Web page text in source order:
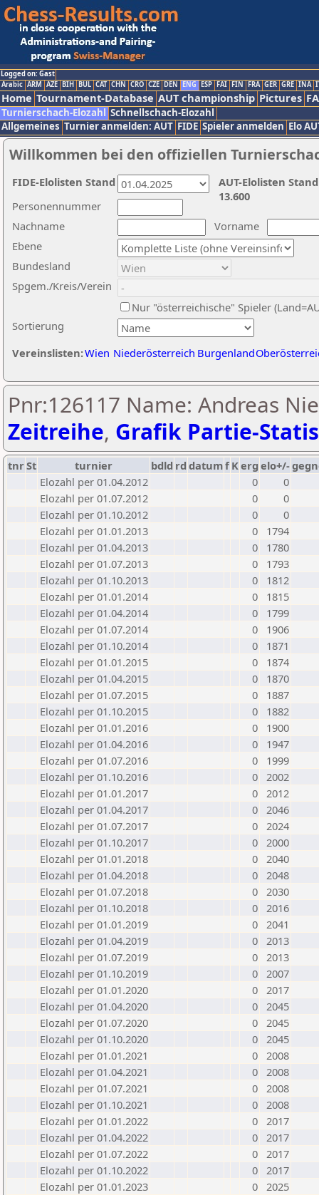
Logged on: Gast
Arabic ARM AZE BIH BUL CAT CHN CRO CZE DEN ENG ESP FAI FIN FRA GER GRE INA
Home Tournament-Database AUT championship Pictures
Turnierschach-Elozahl Schnellschach-Elozahl
Allgemeines Turnier anmelden: AUT FIDE Spieler anmelden Elo
Willkommen bei den offiziellen
Nachname
Vorname
Ebene
Sortierung
Personennummer
Bundesland
Spgem./Kreis/Verein
Nur "österreichische" Spieler
Vereinslisten:Wien Niederösterreich Burgenland
AUT-Elolisten
13.600
FIDE-Elolisten Stand
Pnr:126117 Name: Andreas
Zeitreihe, Grafik Partie-
tnrSt turnier bdld rd datumf Kerg elo+/-
Elozahl per 01.04.2012
0
0
Elozahl per 01.07.2012
0
0
Elozahl per 01.10.2012
0
0
Elozahl per 01.01.2013
0
1794
Elozahl per 01.04.2013
0
1780
Elozahl per 01.07.2013
0
1793
Elozahl per 01.10.2013
0
1812
Elozahl per 01.01.2014
0
1815
Elozahl per 01.04.2014
0
1799
Elozahl per 01.07.2014
0
1906
Elozahl per 01.10.2014
0
1871
Elozahl per 01.01.2015
0
1874
Elozahl per 01.04.2015
0
1870
Elozahl per 01.07.2015
0
1887
Elozahl per 01.10.2015
0
1882
Elozahl per 01.01.2016
0
1900
Elozahl per 01.04.2016
0
1947
Elozahl per 01.07.2016
0
1999
Elozahl per 01.10.2016
0 2002
Elozahl per 01.01.2017
0 2012
Elozahl per 01.04.2017
0 2046
Elozahl per 01.07.2017
0 2024
Elozahl per 01.10.2017
0 2000
Elozahl per 01.01.2018
0 2040
Elozahl per 01.04.2018
0 2048
Elozahl per 01.07.2018
0 2030
Elozahl per 01.10.2018
0 2016
Elozahl per 01.01.2019
0 2041
Elozahl per 01.04.2019
0 2013
Elozahl per 01.07.2019
0 2013
Elozahl per 01.10.2019
0 2007
Elozahl per 01.01.2020
0 2017
Elozahl per 01.04.2020
0 2045
Elozahl per 01.07.2020
0 2045
Elozahl per 01.10.2020
0 2045
Elozahl per 01.01.2021
0 2008
Elozahl per 01.04.2021
0 2008
Elozahl per 01.07.2021
0 2008
Elozahl per 01.10.2021
0 2008
Elozahl per 01.01.2022
0 2017
Elozahl per 01.04.2022
0 2017
Elozahl per 01.07.2022
0 2017
Elozahl per 01.10.2022
0 2017
Elozahl per 01.01.2023
0 2025